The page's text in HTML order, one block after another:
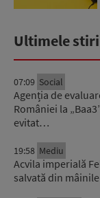
Ultimele stiri
07:09 Social
Agenția de
României la
evitat…
19:58 Mediu
Acvila imperială
salvată din